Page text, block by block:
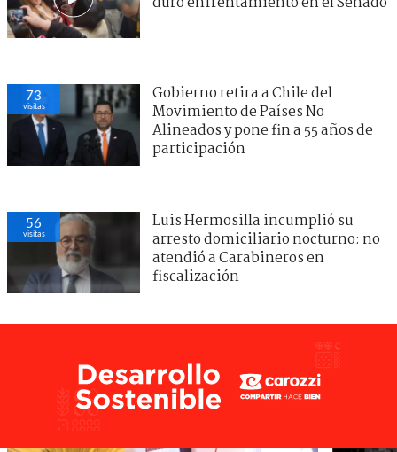
73
visitas
Gobierno retira a Chile del
Movimiento de Países No
Alineados y pone fin a 55 años de
participación
56
visitas
Luis Hermosilla incumplió su
arresto domiciliario nocturno: no
atendió a Carabineros en
fiscalización